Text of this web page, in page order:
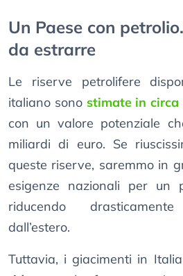
Un Paese con
da estrarre
Le riserve petrolifere
italiano sono stimate in
con un valore potenziale
miliardi di euro. Se
queste riserve, saremmo in
esigenze nazionali per un
riducendo
dall’estero.
Tuttavia, i giacimenti in